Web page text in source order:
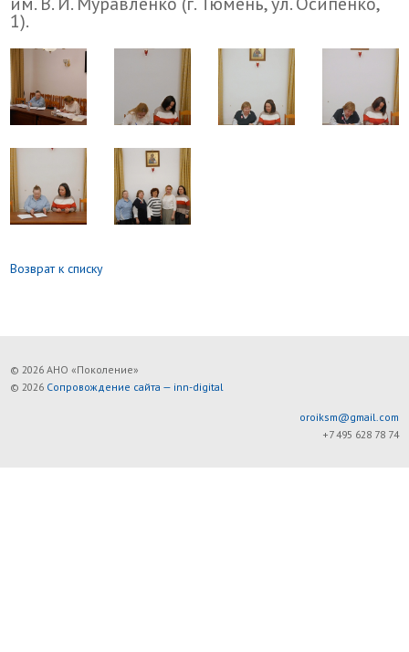
1).
Возврат к списку
© 2026 АНО «Поколение»
© 2026 Сопровождение сайта — inn-digital
oroiksm@gmail.com
+7 495 628 78 74